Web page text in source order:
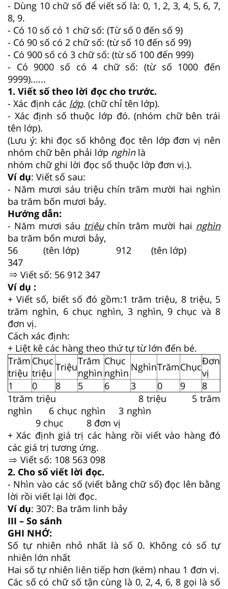
- Dùng 10 chữ số để viết số là: 0, 1, 2, 3, 4, 5, 6, 7,
8, 9.
- Có 10 số có 1 chữ số: (Từ số 0 đến số 9)
- Có 90 số có 2 chữ số: (từ số 10 đến số 99)
- Có 900 số có 3 chữ số: (từ số 100 đến 999)
- Có 9000 số có 4 chữ số: (từ số 1000 đến
9999)......
1. Viết số theo lời đọc cho trước.
- Xác định các lớp. (chữ chỉ tên lớp).
- Xác định số thuộc lớp đó. (nhóm chữ bên trái
tên lớp).
(Lưu ý: khi đọc số không đọc tên lớp đơn vị nên
nhóm chữ bên phải lớp nghìnlà
nhóm chữ ghi lời đọc số thuộc lớp đơn vị.).
Ví dụ: Viết số sau:
- Năm mươi sáu triệu chín trăm mười hai nghìn
ba trăm bốn mươi bảy.
Hướng dẫn:
- Năm mươi sáu triệuchín trăm mười hai nghìn
ba trăm bốn mươi bảy,
56 (tên lớp) 912 (tên lớp)
347
Viết số: 56 912 347
Ví dụ :
+ Viết số, biết số đó gồm:1 trăm triệu, 8 triệu, 5
trăm nghìn, 6 chục nghìn, 3 nghìn, 9 chục và 8
đơn vị.
Cách xác định:
+ Liệt kê các hàng theo thứ tự từ lớn đến bé.
Trăm
triệu
Chục
triệu TriệuTrăm
nghìn
Chục
nghìn NghìnTrămChụcĐơn
vị
1
0 8 5 6 3 0 9
8
1trăm triệu 8 triệu 5 trăm
nghìn 6 chục nghìn 3 nghìn
9 chục 8 đơn vị
+ Xác định giá trị các hàng rồi viết vào hàng đó
các giá trị tương ứng.
Viết số: 108 563 098
2. Cho số viết lời đọc.
- Nhìn vào các số (viết bằng chữ số) đọc lên bằng
lời rồi viết lại lời đọc.
Ví dụ: 307: Ba trăm linh bảy
III – So sánh
GHI NHỚ:
Số tự nhiên nhỏ nhất là số 0. Không có số tự
nhiên lớn nhất
Hai số tự nhiên liên tiếp hơn (kém) nhau 1 đơn vị.
Các số có chữ số tận cùng là 0, 2, 4, 6, 8 gọi là số